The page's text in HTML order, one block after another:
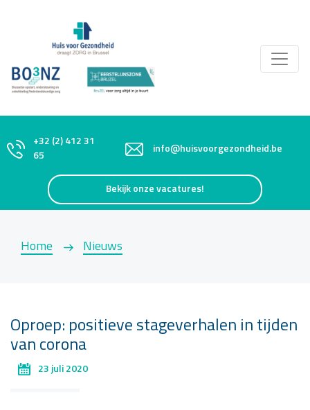
+32 (2) 412 31
65
info@huisvoorgezondheid.be
Bekijk onze vacatures!
Home Nieuws
Oproep: positieve stageverhalen in tijden
van corona
23 juli 2020